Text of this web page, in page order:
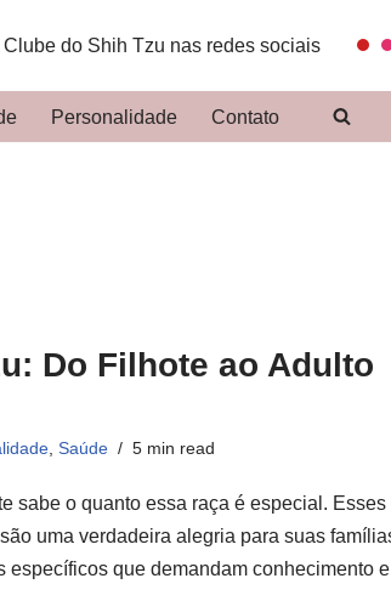
Clube do Shih Tzu nas redes sociais
Personalidade Contato
Do Filhote ao Adulto
Saúde 5 min read
sabe o quanto essa raça é especial. Esses
uma verdadeira alegria para suas
específicos que demandam conhecimento e